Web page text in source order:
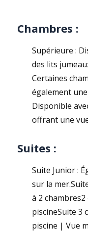
Chambres :
Supérieure :
des lits
Certaines
également
Disponible
offrant une
Suites :
Suite Junior :
sur la
à 2
piscineSuite 3
piscine | Vue